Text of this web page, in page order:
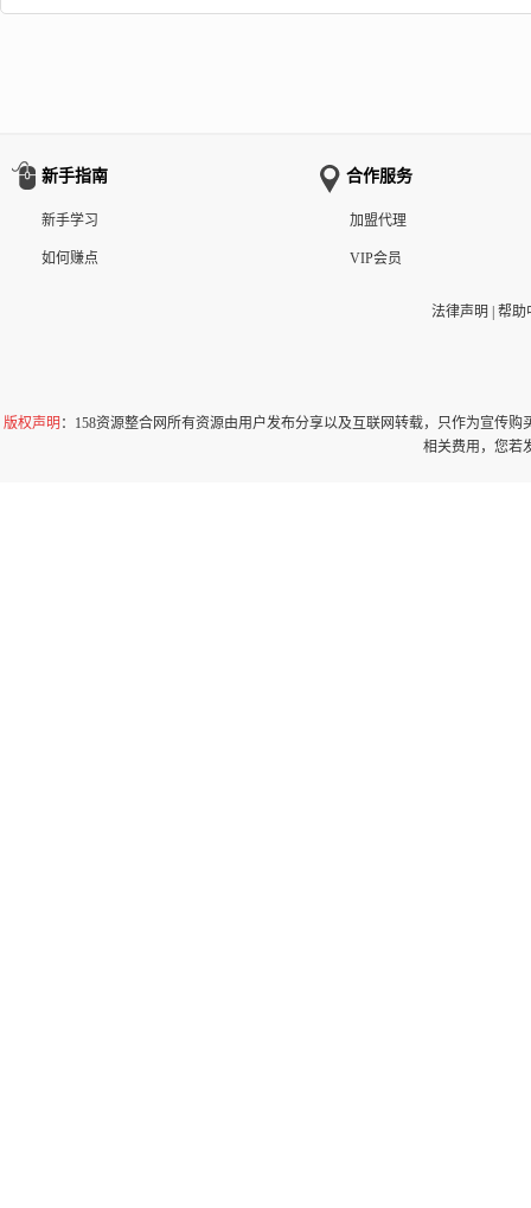
新手指南
新手学习
如何赚点
合作服务
加盟代理
VIP会员
法律声明 帮助
版权声明 ：158资源整合网所有资源由用户发布分享以及互联网转载，只作为宣传
相关费用，您若